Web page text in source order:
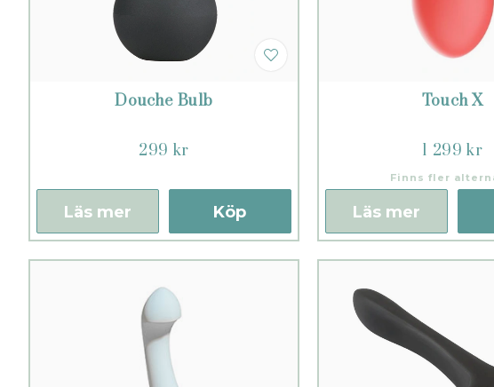
Douche Bulb
299 kr
Köp
Läs mer
Touch X
1 299 kr
Finns fler
Läs mer